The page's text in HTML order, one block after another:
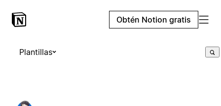
Obtén Notion gratis
Plantillas